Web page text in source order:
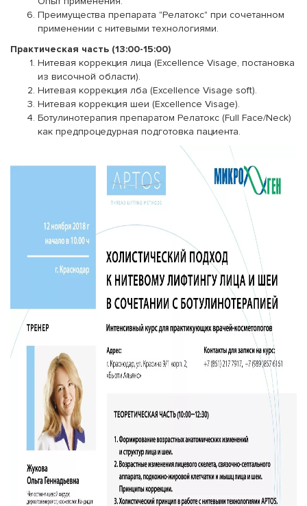
Преимущества препарата "Релатокс" при сочетанном
применении с нитевыми технологиями.
Практическая часть (13:00-15:00)
Нитевая коррекция лица (Excellence Visage, постановка
из височной области).
Нитевая коррекция лба (Excellence Visage soft).
Нитевая коррекция шеи (Excellence Visage).
Ботулинотерапия препаратом Релатокс (Full Face/Neck)
как предпроцедурная подготовка пациента.